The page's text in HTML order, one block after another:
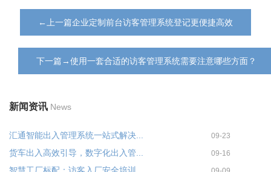
←上一篇企业定制前台访客管理系统登记更便捷高效
下一篇→使用一套合适的访客管理系统需要注意哪些方面？
新闻资讯 News
汇通智能出入管理系统一站式解决... 09-23
货车出入高效引导，数字化出入管... 09-16